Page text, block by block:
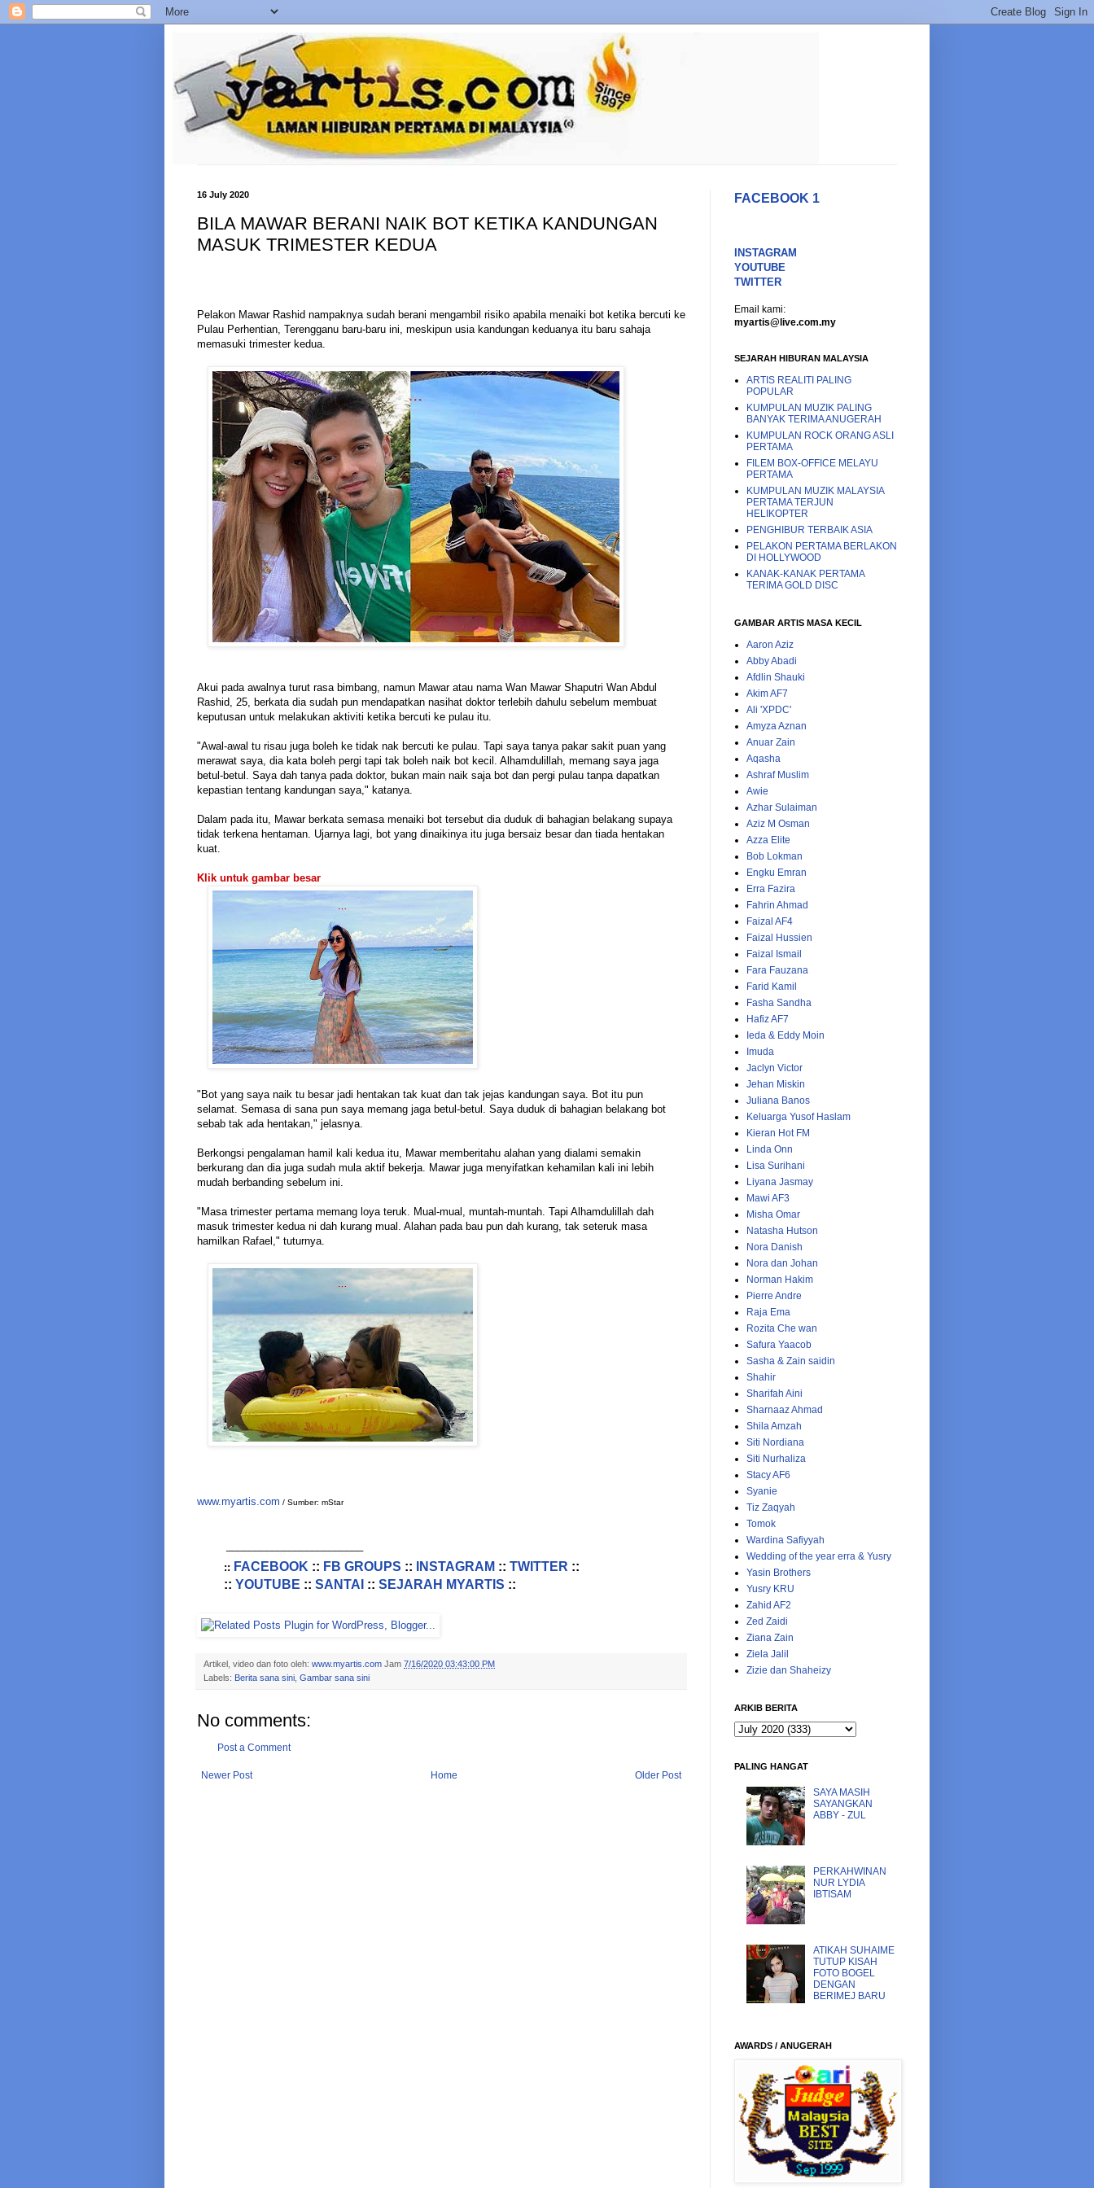
16 July 2020
BILA MAWAR BERANI NAIK BOT KETIKA KANDUNGAN
MASUK TRIMESTER KEDUA
Pelakon Mawar Rashid nampaknya sudah berani mengambil risiko apabila menaiki bot ketika bercuti ke
Pulau Perhentian, Terengganu baru-baru ini, meskipun usia kandungan keduanya itu baru sahaja
memasuki trimester kedua.
Akui pada awalnya turut rasa bimbang, namun Mawar atau nama Wan Mawar Shaputri Wan Abdul
Rashid, 25, berkata dia sudah pun mendapatkan nasihat doktor terlebih dahulu sebelum membuat
keputusan untuk melakukan aktiviti ketika bercuti ke pulau itu.
"Awal-awal tu risau juga boleh ke tidak nak bercuti ke pulau. Tapi saya tanya pakar sakit puan yang
merawat saya, dia kata boleh pergi tapi tak boleh naik bot kecil. Alhamdulillah, memang saya jaga
betul-betul. Saya dah tanya pada doktor, bukan main naik saja bot dan pergi pulau tanpa dapatkan
kepastian tentang kandungan saya," katanya.
Dalam pada itu, Mawar berkata semasa menaiki bot tersebut dia duduk di bahagian belakang supaya
tidak terkena hentaman. Ujarnya lagi, bot yang dinaikinya itu juga bersaiz besar dan tiada hentakan
kuat.
Klik untuk gambar besar
"Bot yang saya naik tu besar jadi hentakan tak kuat dan tak jejas kandungan saya. Bot itu pun
selamat. Semasa di sana pun saya memang jaga betul-betul. Saya duduk di bahagian belakang bot
sebab tak ada hentakan," jelasnya.
Berkongsi pengalaman hamil kali kedua itu, Mawar memberitahu alahan yang dialami semakin
berkurang dan dia juga sudah mula aktif bekerja. Mawar juga menyifatkan kehamilan kali ini lebih
mudah berbanding sebelum ini.
"Masa trimester pertama memang loya teruk. Mual-mual, muntah-muntah. Tapi Alhamdulillah dah
masuk trimester kedua ni dah kurang mual. Alahan pada bau pun dah kurang, tak seteruk masa
hamilkan Rafael," tuturnya.
www.myartis.com / Sumber: mStar
:: FACEBOOK :: FB GROUPS :: INSTAGRAM :: TWITTER ::
:: YOUTUBE :: SANTAI :: SEJARAH MYARTIS ::
Artikel, video dan foto oleh: www.myartis.com Jam 7/16/2020 03:43:00 PM
Labels: Berita sana sini Gambar sana sini
No comments:
Post a Comment
Newer Post Older Post
Home
FACEBOOK 1
INSTAGRAM
YOUTUBE
TWITTER
Email kami:
myartis@live.com.my
SEJARAH HIBURAN MALAYSIA
ARTIS REALITI PALING
POPULAR
KUMPULAN MUZIK PALING
BANYAK TERIMA ANUGERAH
KUMPULAN ROCK ORANG ASLI
PERTAMA
FILEM BOX-OFFICE MELAYU
PERTAMA
KUMPULAN MUZIK MALAYSIA
PERTAMA TERJUN
HELIKOPTER
PENGHIBUR TERBAIK ASIA
PELAKON PERTAMA BERLAKON
DI HOLLYWOOD
KANAK-KANAK PERTAMA
TERIMA GOLD DISC
GAMBAR ARTIS MASA KECIL
Aaron Aziz
Abby Abadi
Afdlin Shauki
Akim AF7
Ali 'XPDC'
Amyza Aznan
Anuar Zain
Aqasha
Ashraf Muslim
Awie
Azhar Sulaiman
Aziz M Osman
Azza Elite
Bob Lokman
Engku Emran
Erra Fazira
Fahrin Ahmad
Faizal AF4
Faizal Hussien
Faizal Ismail
Fara Fauzana
Farid Kamil
Fasha Sandha
Hafiz AF7
Ieda & Eddy Moin
Imuda
Jaclyn Victor
Jehan Miskin
Juliana Banos
Keluarga Yusof Haslam
Kieran Hot FM
Linda Onn
Lisa Surihani
Liyana Jasmay
Mawi AF3
Misha Omar
Natasha Hutson
Nora Danish
Nora dan Johan
Norman Hakim
Pierre Andre
Raja Ema
Rozita Che wan
Safura Yaacob
Sasha & Zain saidin
Shahir
Sharifah Aini
Sharnaaz Ahmad
Shila Amzah
Siti Nordiana
Siti Nurhaliza
Stacy AF6
Syanie
Tiz Zaqyah
Tomok
Wardina Safiyyah
Wedding of the year erra & Yusry
Yasin Brothers
Yusry KRU
Zahid AF2
Zed Zaidi
Ziana Zain
Ziela Jalil
Zizie dan Shaheizy
ARKIB BERITA
PALING HANGAT
SAYA MASIH
SAYANGKAN
ABBY - ZUL
PERKAHWINAN
NUR LYDIA
IBTISAM
ATIKAH SUHAIME
TUTUP KISAH
FOTO BOGEL
DENGAN
BERIMEJ BARU
AWARDS / ANUGERAH